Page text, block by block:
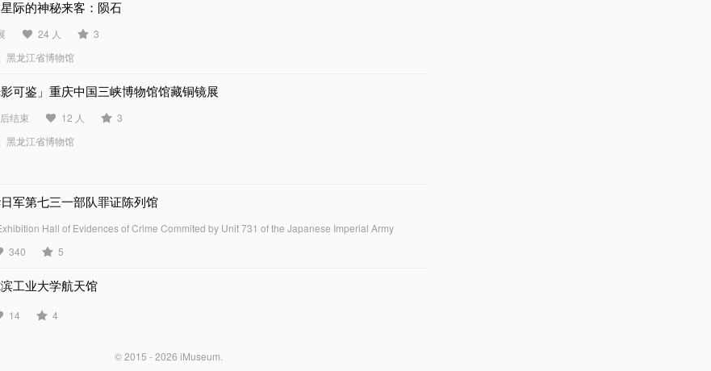
际的神秘来客：陨石
24 人
3
黑龙江省博物馆
影可鉴」重庆中国三峡博物馆馆藏铜镜展
结束 12 人
3
黑龙江省博物馆
军第七三一部队罪证陈列馆
Hall of Evidences of Crime Commited by Unit 731 of the Japanese Imperial Army
340
5
工业大学航天馆
14 4
© 2015 - 2026 iMuseum